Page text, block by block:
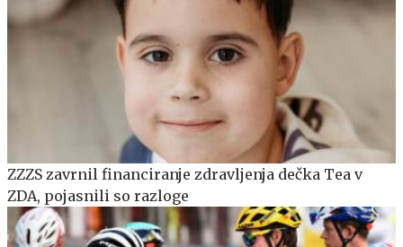
ZZZS zavrnil financiranje zdravljenja dečka Tea v
ZDA, pojasnili so razloge